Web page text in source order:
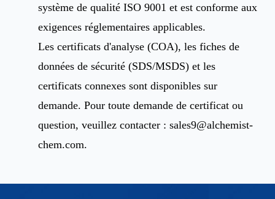
système de qualité ISO 9001 et est conforme aux
exigences réglementaires applicables.
Les certificats d'analyse (COA), les fiches de
données de sécurité (SDS/MSDS) et les
certificats connexes sont disponibles sur
demande. Pour toute demande de certificat ou
question, veuillez contacter :sales9@alchemist-
chem.com.